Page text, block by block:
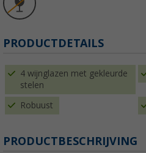
PRODUCTDETAILS
4 wijnglazen met gekleurde
stelen
Robuust
PRODUCTBESCHRIJVING